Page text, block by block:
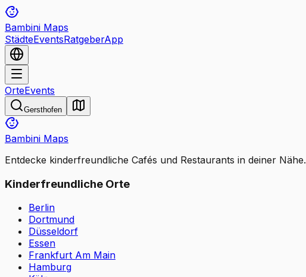
Bambini Maps
StädteEventsRatgeberApp
OrteEvents
Gersthofen
Bambini Maps
Entdecke kinderfreundliche Cafés und Restaurants in deiner Nähe.
Kinderfreundliche Orte
Berlin
Dortmund
Düsseldorf
Essen
Frankfurt Am Main
Hamburg